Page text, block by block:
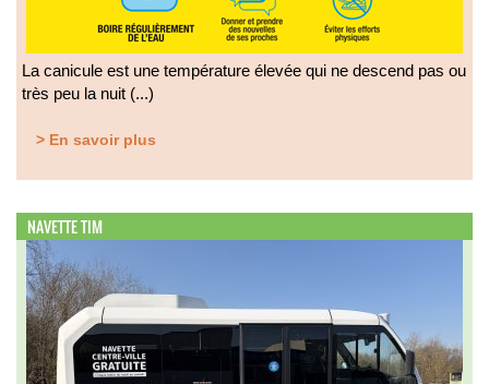
La canicule est une température élevée qui ne descend pas ou
très peu la nuit (...)
> En savoir plus
NAVETTE TIM